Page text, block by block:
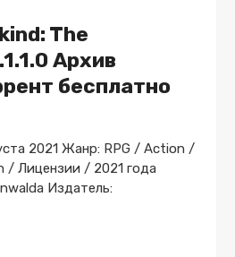
The
Архив
бесплатно
2021 Жанр: RPG / Action /
/ Лицензии / 2021 года
Издатель: